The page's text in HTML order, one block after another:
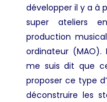
développer il y a à
super ateliers
production
ordinateur (MAO).
me suis dit que
proposer ce type
déconstruire les